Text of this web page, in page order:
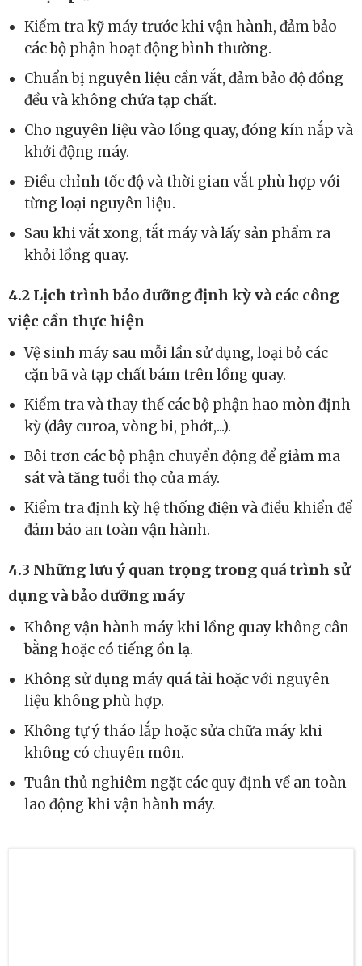
và hiệu quả
Kiểm tra kỹ máy trước khi vận hành, đảm bảo
các bộ phận hoạt động bình thường.
Chuẩn bị nguyên liệu cần vắt, đảm bảo độ đồng
đều và không chứa tạp chất.
Cho nguyên liệu vào lồng quay, đóng kín nắp và
khởi động máy.
Điều chỉnh tốc độ và thời gian vắt phù hợp với
từng loại nguyên liệu.
Sau khi vắt xong, tắt máy và lấy sản phẩm ra
4.2 Lịch trình bảo dưỡng định kỳ và các công
việc cần thực hiện
Vệ sinh máy sau mỗi lần sử dụng, loại bỏ các
cặn bã và tạp chất bám trên lồng quay.
Kiểm tra và thay thế các bộ phận hao mòn định
kỳ (dây curoa, vòng bi, phớt,...).
Bôi trơn các bộ phận chuyển động để giảm ma
sát và tăng tuổi thọ của máy.
Kiểm tra định kỳ hệ thống điện và điều khiển để
4.3 Những lưu ý quan trọng trong quá trình sử
dụng và bảo dưỡng máy
Không vận hành máy khi lồng quay không cân
bằng hoặc có tiếng ồn lạ.
Không sử dụng máy quá tải hoặc với nguyên
liệu không phù hợp.
Không tự ý tháo lắp hoặc sửa chữa máy khi
không có chuyên môn.
Tuân thủ nghiêm ngặt các quy định về an toàn